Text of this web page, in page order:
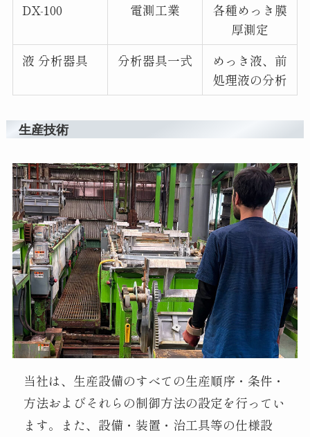
DX-100
電測工業
各種めっき膜
厚測定
液 分析器具
分析器具一式
めっき液、前
処理液の分析
生産技術
当社は、生産設備のすべての生産順序・条件・
方法およびそれらの制御方法の設定を行ってい
ます。また、設備・装置・治工具等の仕様設